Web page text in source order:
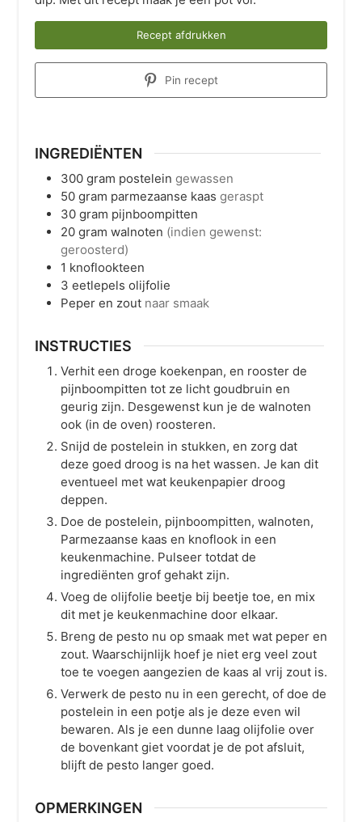
Recept afdrukken
Pin recept
INGREDIËNTEN
300 gram postelein gewassen
50 gram parmezaanse kaas geraspt
30 gram pijnboompitten
20 gram walnoten (indien gewenst:
geroosterd)
1 knoflookteen
3 eetlepels olijfolie
Peper en zout naar smaak
INSTRUCTIES
Verhit een droge koekenpan, en rooster de
pijnboompitten tot ze licht goudbruin en
geurig zijn. Desgewenst kun je de walnoten
ook (in de oven) roosteren.
Snijd de postelein in stukken, en zorg dat
deze goed droog is na het wassen. Je kan dit
eventueel met wat keukenpapier droog
deppen.
Doe de postelein, pijnboompitten, walnoten,
Parmezaanse kaas en knoflook in een
keukenmachine. Pulseer totdat de
ingrediënten grof gehakt zijn.
Voeg de olijfolie beetje bij beetje toe, en mix
dit met je keukenmachine door elkaar.
Breng de pesto nu op smaak met wat peper en
zout. Waarschijnlijk hoef je niet erg veel zout
toe te voegen aangezien de kaas al vrij zout is.
Verwerk de pesto nu in een gerecht, of doe de
postelein in een potje als je deze even wil
bewaren. Als je een dunne laag olijfolie over
de bovenkant giet voordat je de pot afsluit,
blijft de pesto langer goed.
OPMERKINGEN